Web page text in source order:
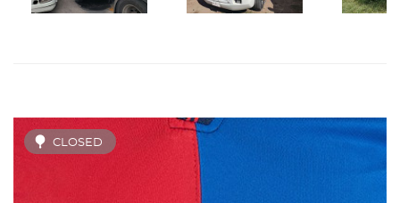
CLOSED